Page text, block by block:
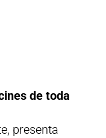
de toda
presenta